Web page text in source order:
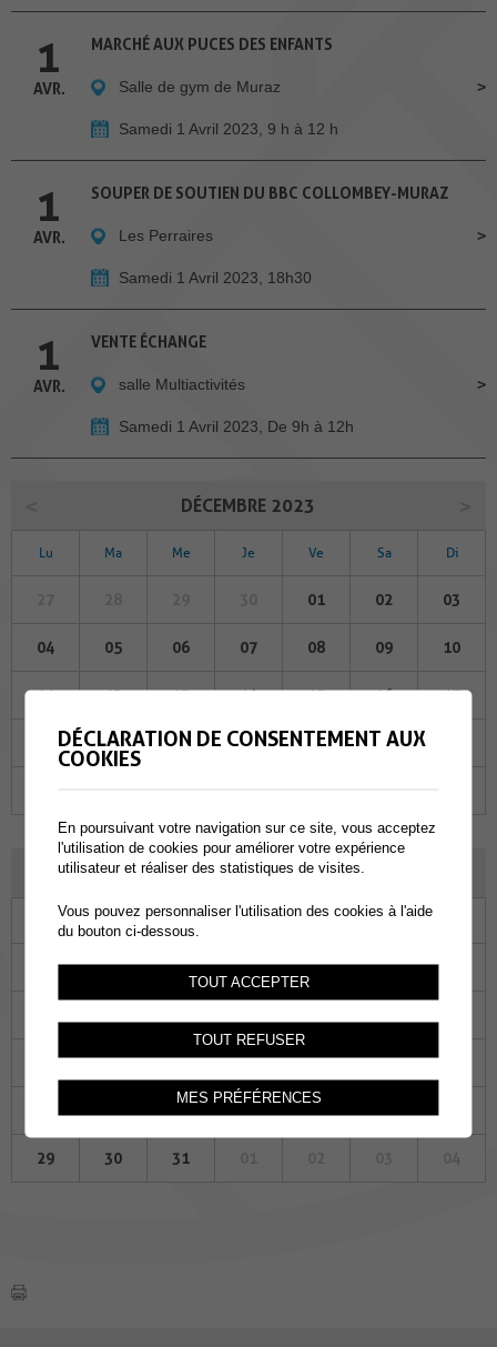
1
AVR.
MARCHÉ AUX PUCES DES ENFANTS
Salle de gym de Muraz
Samedi 1 Avril 2023, 9 h à 12 h
1
AVR.
SOUPER DE SOUTIEN DU BBC COLLOMBEY-MURAZ
Les Perraires
Samedi 1 Avril 2023, 18h30
1
AVR.
VENTE ÉCHANGE
salle Multiactivités
Samedi 1 Avril 2023, De 9h à 12h
DÉCEMBRE 2023
Lu Ma Me Je Ve Sa Di
01 02 03
04 05 06 07 08 09 10
11 12 13 14 15 16 17
19 20 21 22 23
JANVIER 2024
Ma Me Je Ve Sa
02 03 04 05 06
16 17 18 19 20
29 30 31
DÉCLARATION DE CONSENTEMENT AUX
COOKIES
En poursuivant votre navigation sur ce site, vous acceptez
l'utilisation de cookies pour améliorer votre expérience
utilisateur et réaliser des statistiques de visites.
Vous pouvez personnaliser l'utilisation des cookies à l'aide
du bouton ci-dessous.
TOUT ACCEPTER
TOUT REFUSER
MES PRÉFÉRENCES